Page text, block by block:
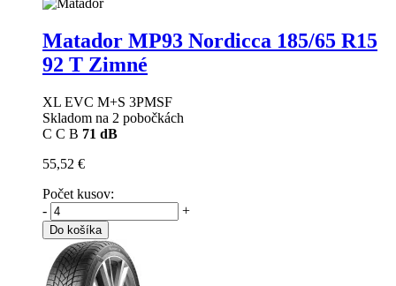
Matador MP93 Nordicca 185/65 R15
92 T Zimné
XL EVC M+S 3PMSF
Skladom na 2 pobočkách
C C B 71 dB
55,52 €
Počet kusov:
-
+
Do košíka